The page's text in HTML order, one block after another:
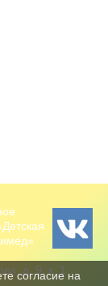
д. 9, к. 1
согласие на